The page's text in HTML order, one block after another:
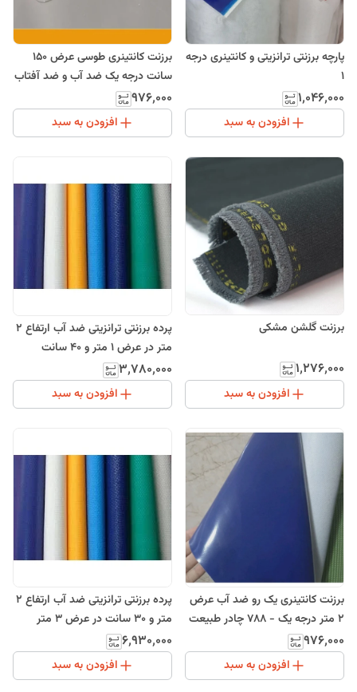
پارچه برزنتی ترانزیتی و کانتینری درجه
1
۱٬۰۴۶٬۰۰۰
افزودن به سبد
برزنت کانتینری طوسی عرض 150
سانت درجه یک ضد آب و ضد آفتاب
(برزنت ترانزیتی)
۹۷۶٬۰۰۰
افزودن به سبد
برزنت گلشن مشکی
۱٬۲۷۶٬۰۰۰
افزودن به سبد
پرده برزنتی ترانزیتی ضد آب ارتفاع 2
متر در عرض 1 متر و 40 سانت
۳٬۷۸۰٬۰۰۰
افزودن به سبد
برزنت کانتینری یک رو ضد آب عرض
2 متر درجه یک - 788 چادر طبیعت
۹۷۶٬۰۰۰
افزودن به سبد
پرده برزنتی ترانزیتی ضد آب ارتفاع 2
متر و 30 سانت در عرض 3 متر
۶٬۹۳۰٬۰۰۰
افزودن به سبد